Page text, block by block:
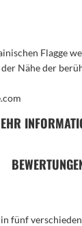
Flagge
Nähe der
in fünf